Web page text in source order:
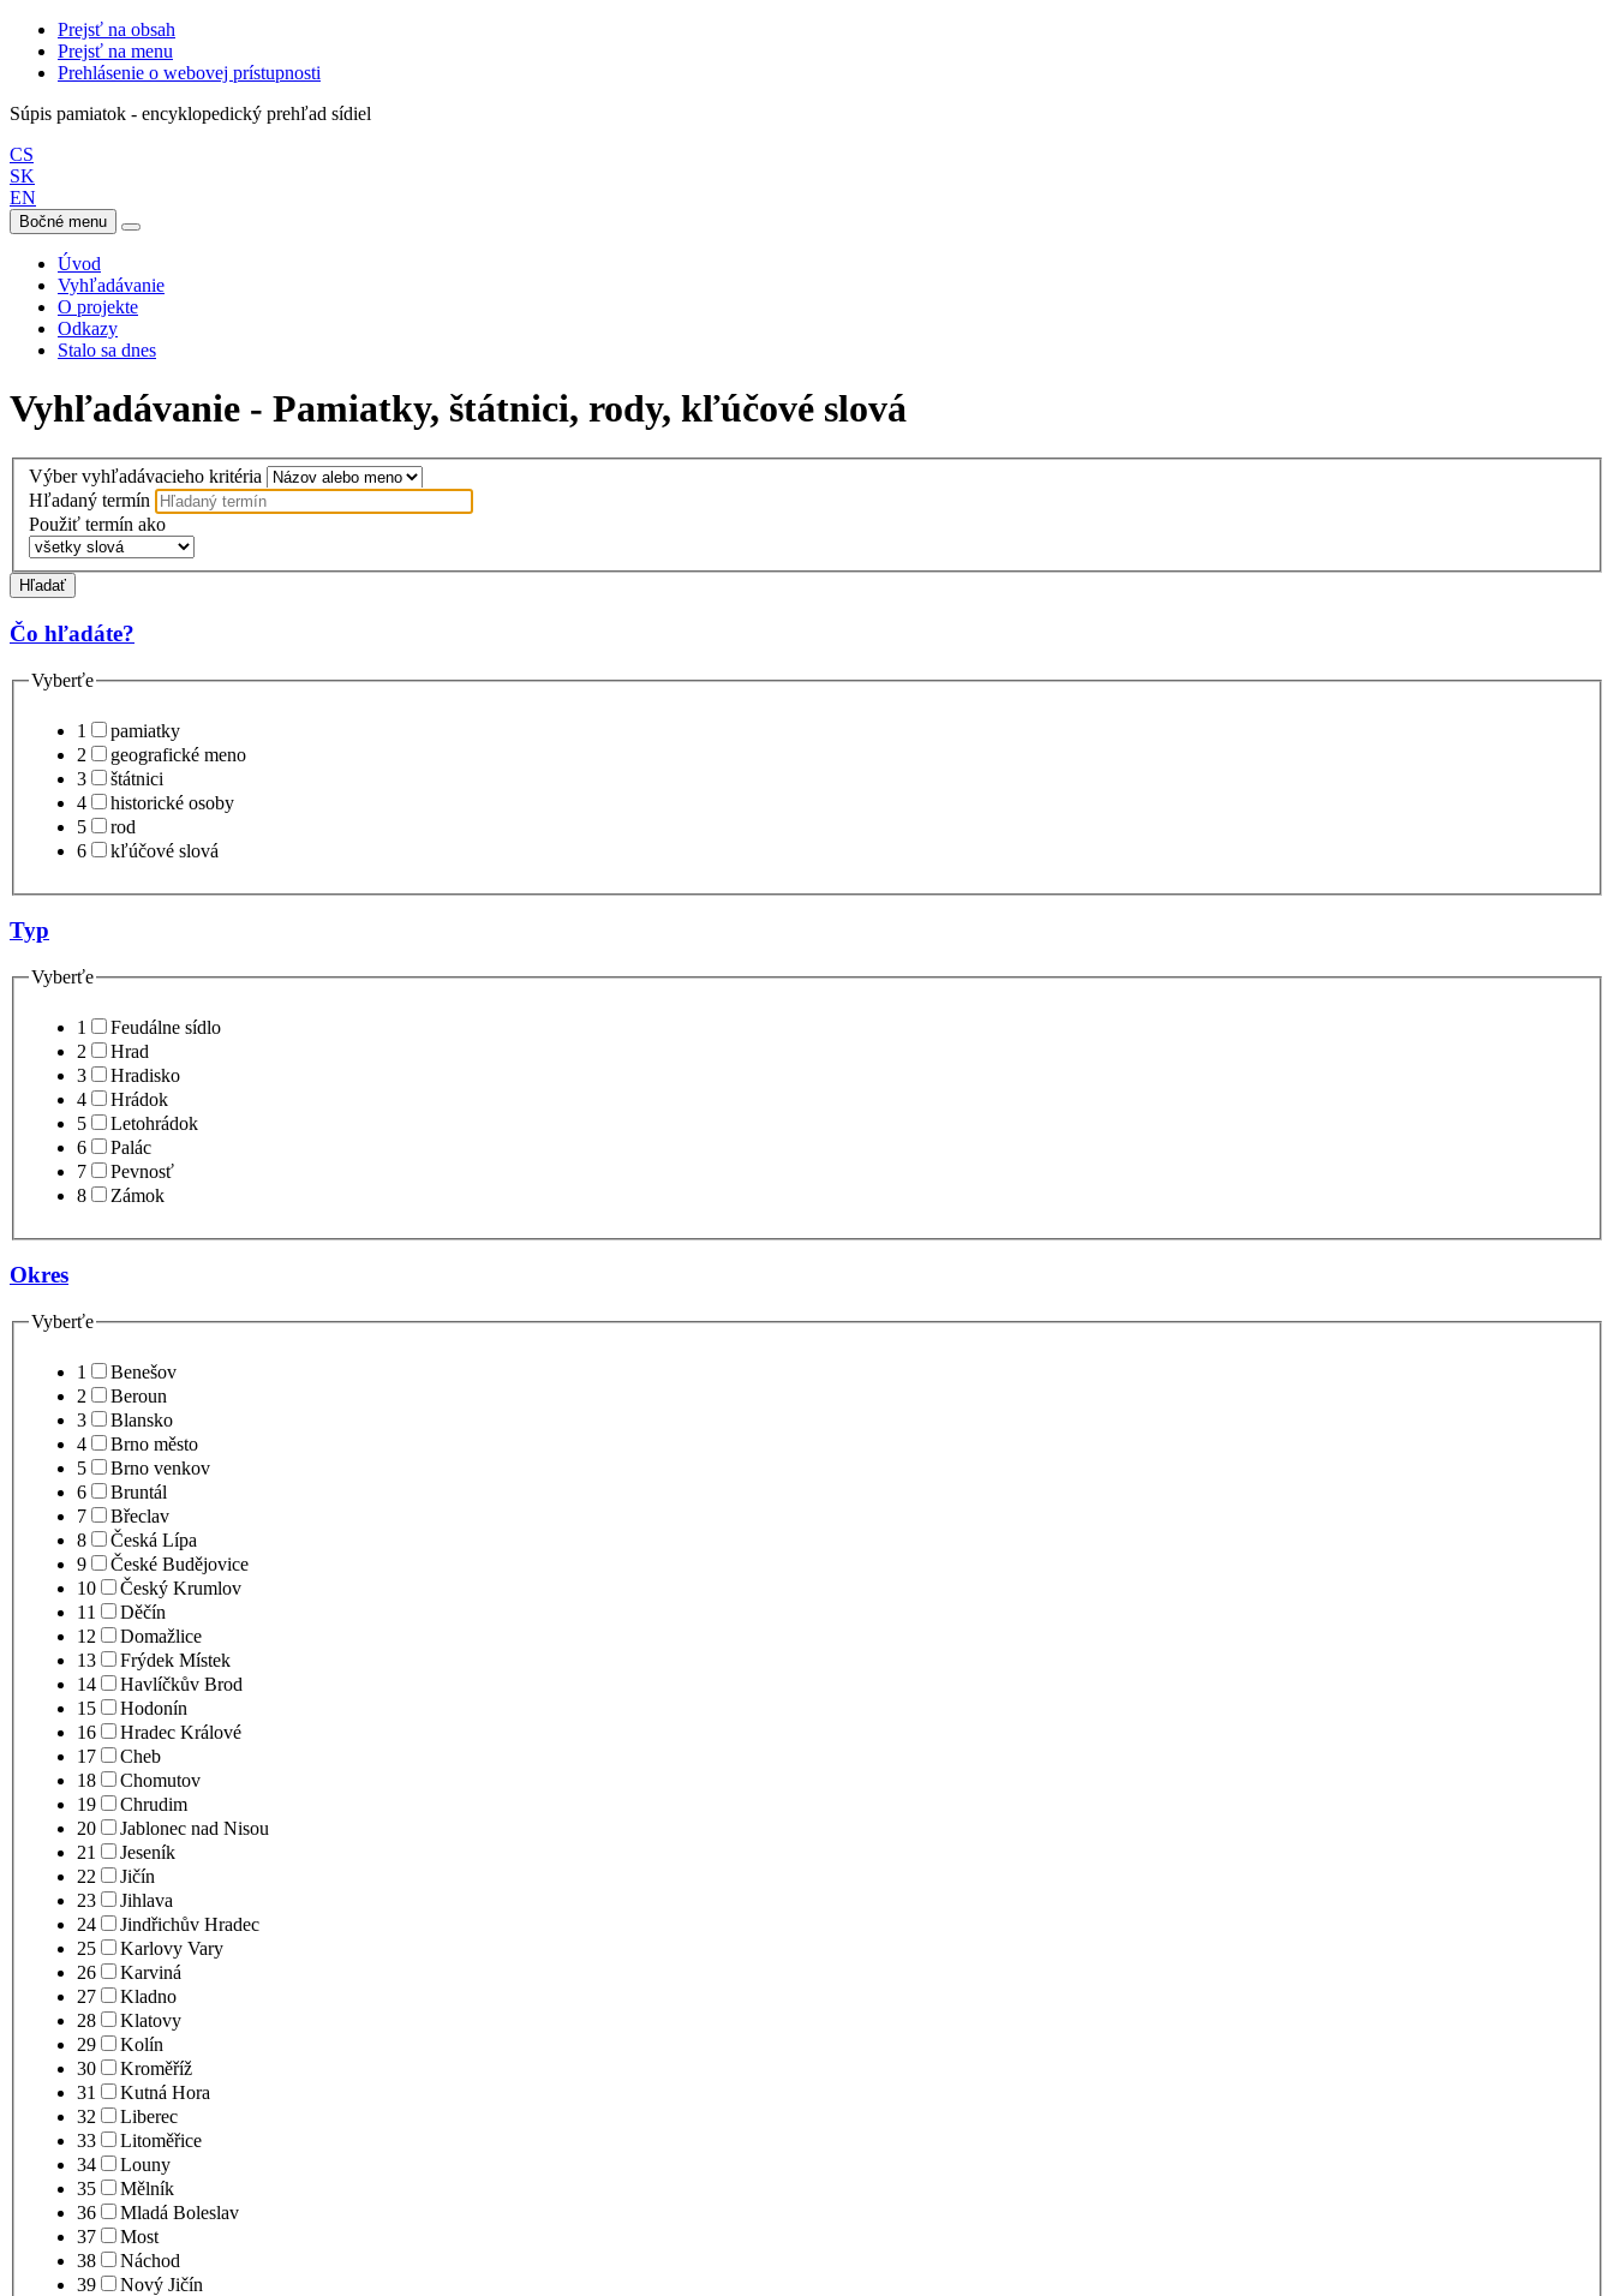
Prejsť na obsah
Prejsť na menu
Prehlásenie o webovej prístupnosti
Súpis pamiatok - encyklopedický prehľad sídiel
CS
SK
EN
Bočné menu
Úvod
Vyhľadávanie
O projekte
Odkazy
Stalo sa dnes
Vyhľadávanie - Pamiatky, štátnici, rody, kľúčové slová
Výber vyhľadávacieho kritéria
Hľadaný termín
Použiť termín ako
Hľadať
Čo hľadáte?
Vyberťe
1
pamiatky
2
geografické meno
3
štátnici
4
historické osoby
5
rod
6
kľúčové slová
Typ
Vyberťe
1
Feudálne sídlo
2
Hrad
3
Hradisko
4
Hrádok
5
Letohrádok
6
Palác
7
Pevnosť
8
Zámok
Okres
Vyberťe
1
Benešov
2
Beroun
3
Blansko
4
Brno město
5
Brno venkov
6
Bruntál
7
Břeclav
8
Česká Lípa
9
České Budějovice
10
Český Krumlov
11
Děčín
12
Domažlice
13
Frýdek Místek
14
Havlíčkův Brod
15
Hodonín
16
Hradec Králové
17
Cheb
18
Chomutov
19
Chrudim
20
Jablonec nad Nisou
21
Jeseník
22
Jičín
23
Jihlava
24
Jindřichův Hradec
25
Karlovy Vary
26
Karviná
27
Kladno
28
Klatovy
29
Kolín
30
Kroměříž
31
Kutná Hora
32
Liberec
33
Litoměřice
34
Louny
35
Mělník
36
Mladá Boleslav
37
Most
38
Náchod
39
Nový Jičín